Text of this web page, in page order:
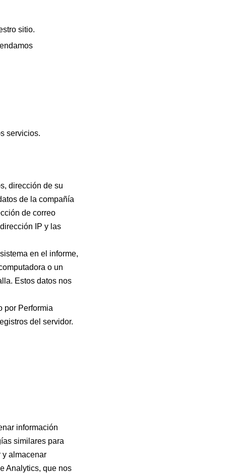
sitio.
servicios.
dirección de su
de la compañía
de correo
IP y las
en el informe,
o un
Estos datos nos
por Performia
del servidor.
información
similares para
y almacenar
Analytics, que nos